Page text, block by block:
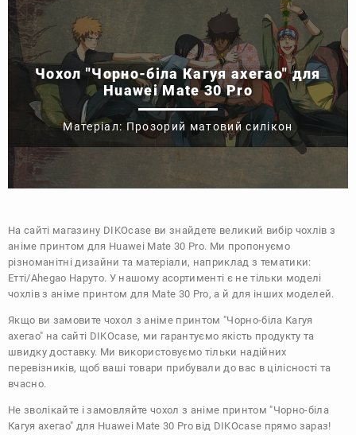
Чохол "Чорно-біла Кагуя ахегао" для
Huawei Mate 30 Pro
Матеріал: Прозорий матовий силікон
На сайті магазину DIKOcase ви знайдете великий вибір чохлів з
аніме принтом для Huawei Mate 30 Pro. Ми пропонуємо
різноманітні дизайни та матеріали, наприклад з тематики:
Етті/Ahegao Наруто. У нашому асортименті є не тільки моделі
чохлів з аніме принтом для Mate 30 Pro, а й для інших моделей.
Якщо ви замовите чохол з аніме принтом "Чорно-біла Кагуя
ахегао" на сайті DIKOcase, ми гарантуємо якість продукту та
швидку доставку. Ми використовуємо тільки надійних
перевізників, щоб ваші товари прибували до вас в цілісності та
вчасно.
Не зволікайте і замовляйте чохол з аніме принтом "Чорно-біла
Кагуя ахегао" для Huawei Mate 30 Pro від DIKOcase прямо зараз!